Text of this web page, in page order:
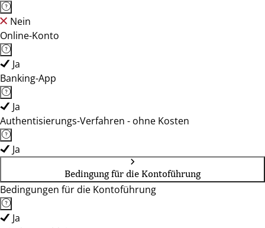
Nein
Online-Konto
Ja
Banking-App
Ja
Authentisierungs-Verfahren - ohne Kosten
Ja
Bedingung für die Kontoführung
Bedingungen für die Kontoführung
Ja